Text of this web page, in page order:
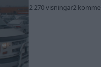
2 270 visningar2